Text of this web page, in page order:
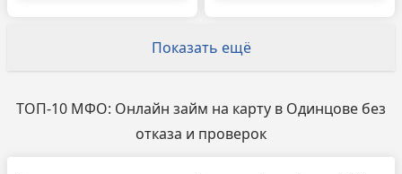
Показать ещё
ТОП-10 МФО: Онлайн займ на карту в Одинцове без
отказа и проверок